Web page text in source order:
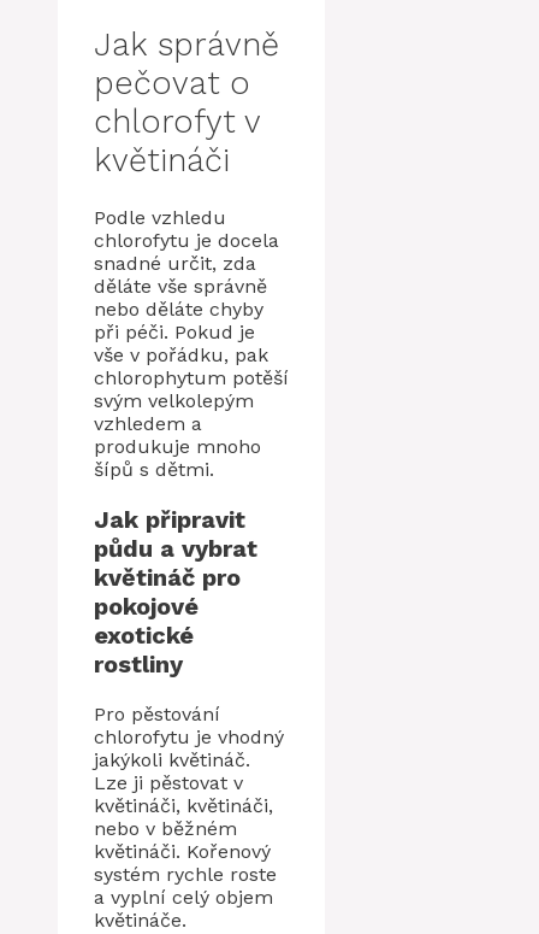
Jak správně
pečovat o
chlorofyt v
květináči
Podle vzhledu
chlorofytu je docela
snadné určit, zda
děláte vše správně
nebo děláte chyby
při péči. Pokud je
vše v pořádku, pak
chlorophytum potěší
svým velkolepým
vzhledem a
produkuje mnoho
šípů s dětmi.
Jak připravit
půdu a vybrat
květináč pro
pokojové
exotické
rostliny
Pro pěstování
chlorofytu je vhodný
jakýkoli květináč.
Lze ji pěstovat v
květináči, květináči,
nebo v běžném
květináči. Kořenový
systém rychle roste
a vyplní celý objem
květináče.